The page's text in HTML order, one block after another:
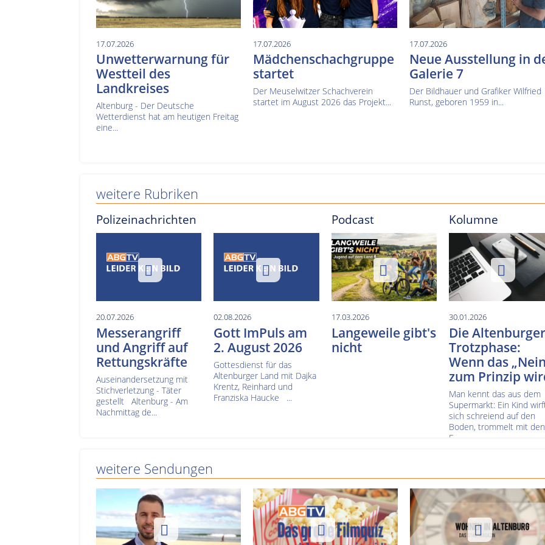
17.07.2026
Unwetterwarnung für
Westteil des
Landkreises
Altenburg - Der Deutsche
Wetterdienst hat am heutigen Freitag
eine...
17.07.2026
Mädchenschachgruppe
startet
Der Meuselwitzer Schachverein
startet im August 2026 das Projekt...
17.07.2026
Neue Ausstellung in
Galerie 7
Der Bildhauer und Grafiker Wilfried
Runst, geboren 1959 in...
weitere Rubriken
Polizeinachrichten
20.07.2026
Messerangriff
und Angriff auf
Rettungskräfte
Auseinandersetzung mit
Stichverletzung - Täter
gestellt Altenburg - Am
Nachmittag de...
02.08.2026
Gott ImPuls am
2. August 2026
Gottesdienst für das
Altenburger Land mit Dajka
Krentz, Reinhard und
Franziska Haucke ...
Podcast
17.03.2026
Langeweile gibt's
nicht
Kolumne
30.01.2026
Die Altenburger
Trotzphase:
Wenn das
zum Prinzip
Man kennt das aus dem
Supermarkt: Ein Kind
sich schreiend auf den
Boden, trommelt mit den
F...
weitere Sendungen